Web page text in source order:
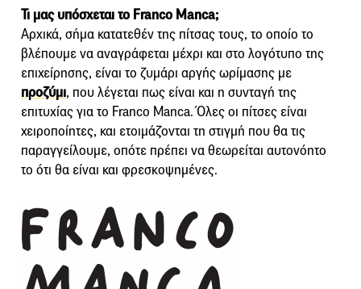
Τι μας υπόσχεται το Franco Manca;
Αρχικά, σήμα κατατεθέν της πίτσας τους, το οποίο το
βλέπουμε να αναγράφεται μέχρι και στο λογότυπο της
επιχείρησης, είναι το ζυμάρι αργής ωρίμασης με
προζύμι, που λέγεται πως είναι και η συνταγή της
επιτυχίας για το Franco Manca. Όλες οι πίτσες είναι
χειροποίητες, και ετοιμάζονται τη στιγμή που θα τις
παραγγείλουμε, οπότε πρέπει να θεωρείται αυτονόητο
το ότι θα είναι και φρεσκοψημένες.